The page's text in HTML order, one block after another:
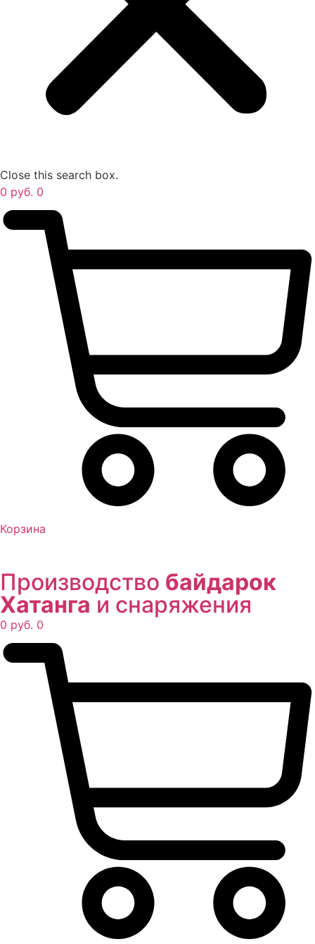
Close this search box.
0 руб. 0
Корзина
Производство байдарок
Хатанга и снаряжения
0 руб. 0